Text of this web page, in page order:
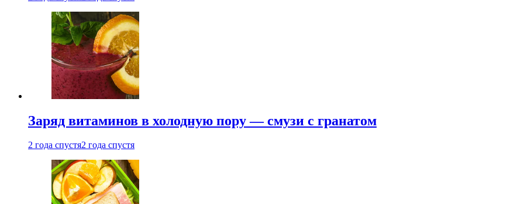
Заряд витаминов в холодную пору — смузи с гранатом
2 года спустя2 года спустя